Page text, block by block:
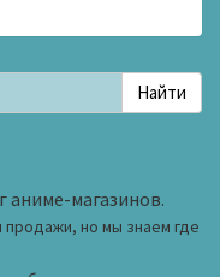
аниме-магазинов.
продажи, но мы знаем где